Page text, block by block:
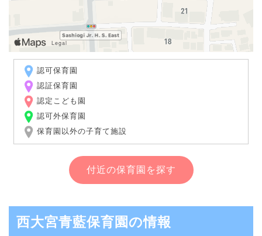
認可保育園
認証保育園
認定こども園
認可外保育園
保育園以外の子育て施設
付近の保育園を探す
西大宮青藍保育園の情報